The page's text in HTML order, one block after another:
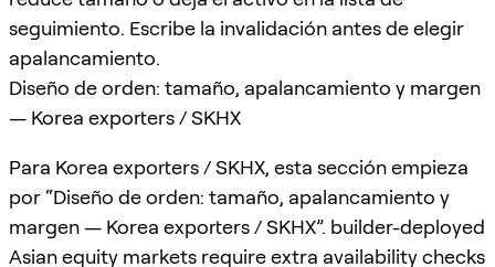
seguimiento. Escribe la invalidación antes de elegir
apalancamiento.
Diseño de orden: tamaño, apalancamiento y margen
— Korea exporters / SKHX
Para Korea exporters / SKHX, esta sección empieza
por “Diseño de orden: tamaño, apalancamiento y
margen — Korea exporters / SKHX”. builder-deployed
Asian equity markets require extra availability checks